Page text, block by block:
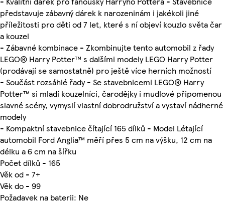
představuje zábavný dárek k narozeninám i jakékoli jiné
příležitosti pro děti od 7 let, které s ní objeví kouzlo světa čar
a kouzel
- Zábavné kombinace - Zkombinujte tento automobil z řady
LEGO® Harry Potter™ s dalšími modely LEGO Harry Potter
(prodávají se samostatně) pro ještě více herních možností
- Součást rozsáhlé řady - Se stavebnicemi LEGO® Harry
Potter™ si mladí kouzelníci, čarodějky i mudlové připomenou
slavné scény, vymyslí vlastní dobrodružství a vystaví nádherné
modely
- Kompaktní stavebnice čítající 165 dílků - Model Létající
automobil Ford Anglia™ měří přes 5 cm na výšku, 12 cm na
délku a 6 cm na šířku
Počet dílků - 165
Věk od - 7+
Věk do - 99
Požadavek na baterii: Ne